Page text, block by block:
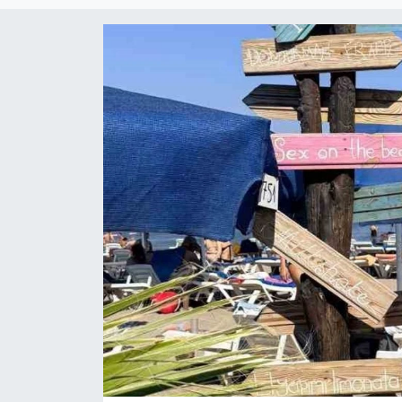
Doğanyurt Haberleri
Hanönü Haberleri
İhsangazi Haberleri
İnebolu Haberleri
Küre Haberleri
Merkez Haberleri
Pınarbaşı Haberleri